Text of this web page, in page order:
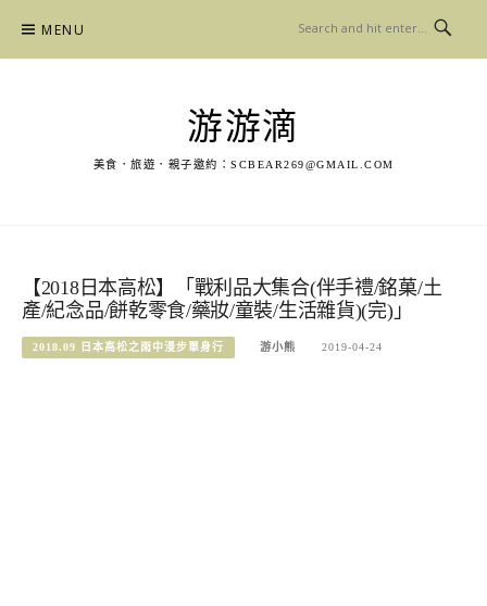
content
MENU
游游滴
美食．旅遊．親子邀約： SCBEAR269@GMAIL.COM
【2018日本高松】「戰利品大集合(伴手禮/銘菓/土
產/紀念品/餅乾零食/藥妝/童裝/生活雜貨)(完)」
2018.09 日本高松之雨中漫步單身行 游小熊 2019-04-24